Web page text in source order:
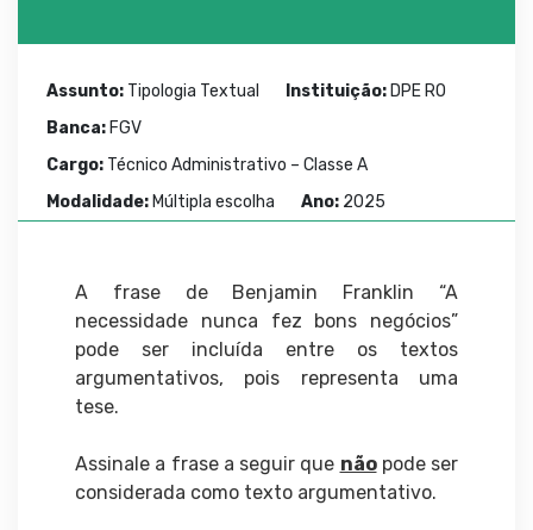
Assunto: Tipologia Textual Instituição: DPE RO
Banca: FGV
Cargo: Técnico Administrativo – Classe A
Modalidade: Múltipla escolha Ano: 2025
A frase de Benjamin Franklin “A
necessidade nunca fez bons negócios”
pode ser incluída entre os textos
argumentativos, pois representa uma
tese.
Assinale a frase a seguir que nãopode ser
considerada como texto argumentativo.